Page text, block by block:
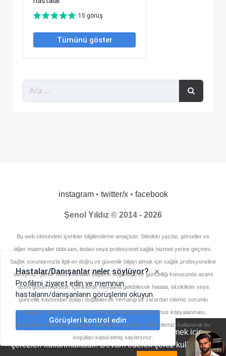
Diyetisyensenol.com, deneyiminizi geliştirmek için
çerezleri kullanmaktadır. Devam ederek çerez kullanımını
instagram• twitter/x• facebook
Şenol Yıldız © 2014 - 2026
Bu web sitesindeki içerikler bilgilendirme amaçlıdır. Sitedeki yazılar, görseller ve
diğer materyaller tıbbi tanı, tedavi veya profesyonel sağlık hizmeti yerine geçmez.
Sağlık sorunlarınızla ilgili en doğru ve güvenilir bilgiyi almak için sağlık profesyoneline
danışınız. Şenol Yıldız, sunulan bilgilerin doğruluğu ve güncelliği konusunda azami
özeni göstermektedir. İçeriklerde meydana gelebilecek hatalar, eksiklikler veya
güncellik kaybından dolayı doğabilecek herhangi bir zarardan sitemiz sorumlu
tutulamaz. Telif hakları Şenol Yıldız’a ait olan içeriklerin izinsiz kopyalanması,
çoğaltılması veya ticari amaçla kullanılması yasaktır. Web sitemizi kullanarak bu
koşulları kabul etmiş sayılırsınız.